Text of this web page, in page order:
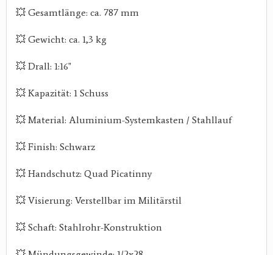
💥 Gesamtlänge: ca. 787 mm
💥 Gewicht: ca. 1,3 kg
💥 Drall: 1:16"
💥 Kapazität: 1 Schuss
💥 Material: Aluminium-Systemkasten / Stahllauf
💥 Finish: Schwarz
💥 Handschutz: Quad Picatinny
💥 Visierung: Verstellbar im Militärstil
💥 Schaft: Stahlrohr-Konstruktion